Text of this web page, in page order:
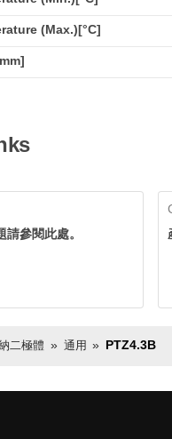
(Max.)[°C]
參閱此處。
二極體 通用 PTZ4.3B